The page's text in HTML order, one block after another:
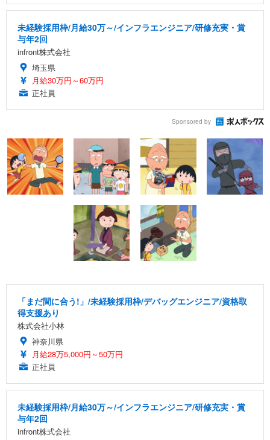
未経験採用枠/月給30万～/インフラエンジニア/研修充実・賞
与年2回
infront株式会社
埼玉県
月給30万円～60万円
正社員
Sponsored by
「まだ間に合う!」/未経験採用枠/デバッグエンジニア/資格取
得支援あり
株式会社小林
神奈川県
月給28万5,000円～50万円
正社員
未経験採用枠/月給30万～/インフラエンジニア/研修充実・賞
与年2回
infront株式会社